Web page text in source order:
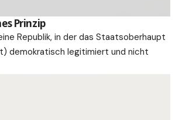
Prinzip
Republik, in der das Staatsoberhaupt
demokratisch legitimiert und nicht